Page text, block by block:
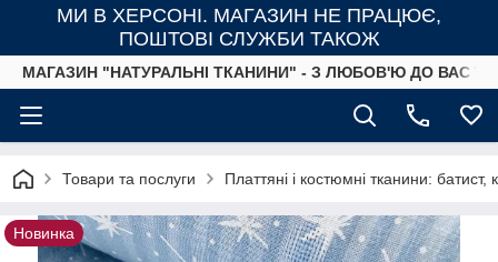
МИ В ХЕРСОНІ. МАГАЗИН НЕ ПРАЦЮЄ,
ПОШТОВІ СЛУЖБИ ТАКОЖ
МАГАЗИН "НАТУРАЛЬНІ ТКАНИНИ" - З ЛЮБОВ'Ю ДО ВАС
Товари та послуги Платтяні і костюмні тканини:
Новинка